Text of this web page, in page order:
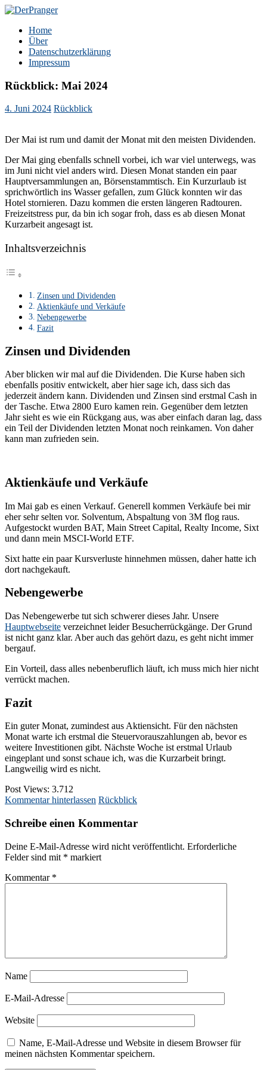
Zum
springen
DerPranger
Finanzen, Freiheit, Prangerei
Home
Über
Datenschutzerklärung
Impressum
Rückblick: Mai 2024
4. Juni 2024 Rückblick
Der Mai ist rum und damit der Monat mit den meisten Dividenden.
Der Mai ging ebenfalls schnell vorbei, ich war viel unterwegs, was
im Juni nicht viel anders wird. Diesen Monat standen ein paar
Hauptversammlungen an, Börsenstammtisch. Ein Kurzurlaub ist
sprichwörtlich ins Wasser gefallen, zum Glück konnten wir das
Hotel stornieren. Dazu kommen die ersten längeren Radtouren.
Freizeitstress pur, da bin ich sogar froh, dass es ab diesen Monat
Kurzarbeit angesagt ist.
Inhaltsverzeichnis
Zinsen und Dividenden
Aktienkäufe und Verkäufe
Nebengewerbe
Fazit
Zinsen und Dividenden
Aber blicken wir mal auf die Dividenden. Die Kurse haben sich
ebenfalls positiv entwickelt, aber hier sage ich, dass sich das
jederzeit ändern kann. Dividenden und Zinsen sind erstmal Cash in
der Tasche. Etwa 2800 Euro kamen rein. Gegenüber dem letzten
Jahr sieht es wie ein Rückgang aus, was aber einfach daran lag, dass
ein Teil der Dividenden letzten Monat noch reinkamen. Von daher
kann man zufrieden sein.
Aktienkäufe und Verkäufe
Im Mai gab es einen Verkauf. Generell kommen Verkäufe bei mir
eher sehr selten vor. Solventum, Abspaltung von 3M flog raus.
Aufgestockt wurden BAT, Main Street Capital, Realty Income, Sixt
und dann mein MSCI-World ETF.
Sixt hatte ein paar Kursverluste hinnehmen müssen, daher hatte ich
dort nachgekauft.
Nebengewerbe
Das Nebengewerbe tut sich schwerer dieses Jahr. Unsere
Hauptwebseite verzeichnet leider Besucherrückgänge. Der Grund
ist nicht ganz klar. Aber auch das gehört dazu, es geht nicht immer
bergauf.
Ein Vorteil, dass alles nebenberuflich läuft, ich muss mich hier nicht
verrückt machen.
Fazit
Ein guter Monat, zumindest aus Aktiensicht. Für den nächsten
Monat warte ich erstmal die Steuervorauszahlungen ab, bevor es
weitere Investitionen gibt. Nächste Woche ist erstmal Urlaub
eingeplant und sonst schaue ich, was die Kurzarbeit bringt.
Langweilig wird es nicht.
Post Views: 3.712
Kommentar hinterlassen Rückblick
Schreibe einen Kommentar
Deine E-Mail-Adresse wird nicht veröffentlicht. Erforderliche
Felder sind mit * markiert
Kommentar *
Name
E-Mail-Adresse
Website
Name, E-Mail-Adresse und Website in diesem Browser für
meinen nächsten Kommentar speichern.